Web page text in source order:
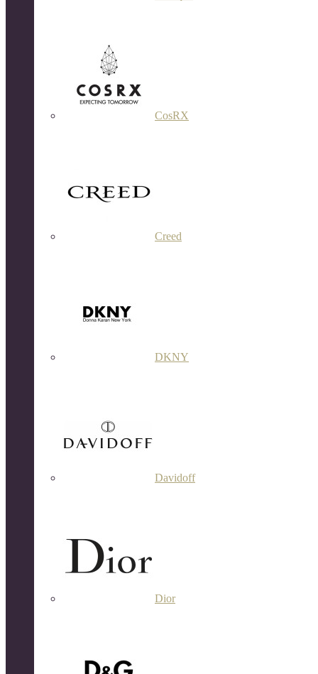
CosRX
Creed
DKNY
Davidoff
Dior